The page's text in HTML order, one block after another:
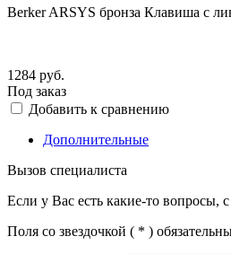
Berker ARSYS бронза Клавиша с
1284 руб.
Под заказ
Добавить к сравнению
Дополнительные
Вызов специалиста
Если у Вас есть какие-то вопросы,
Поля со звездочкой ( * )